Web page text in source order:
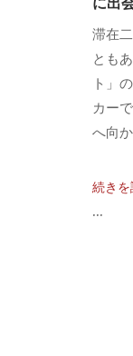
滞在
とも
ト」
カー
へ向
続き
...